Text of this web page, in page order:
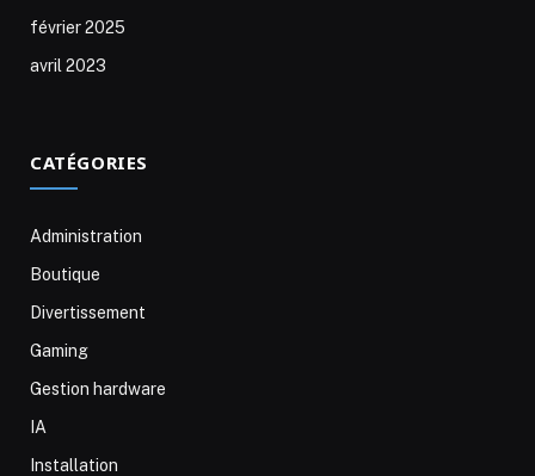
février 2025
avril 2023
CATÉGORIES
Administration
Boutique
Divertissement
Gaming
Gestion hardware
IA
Installation